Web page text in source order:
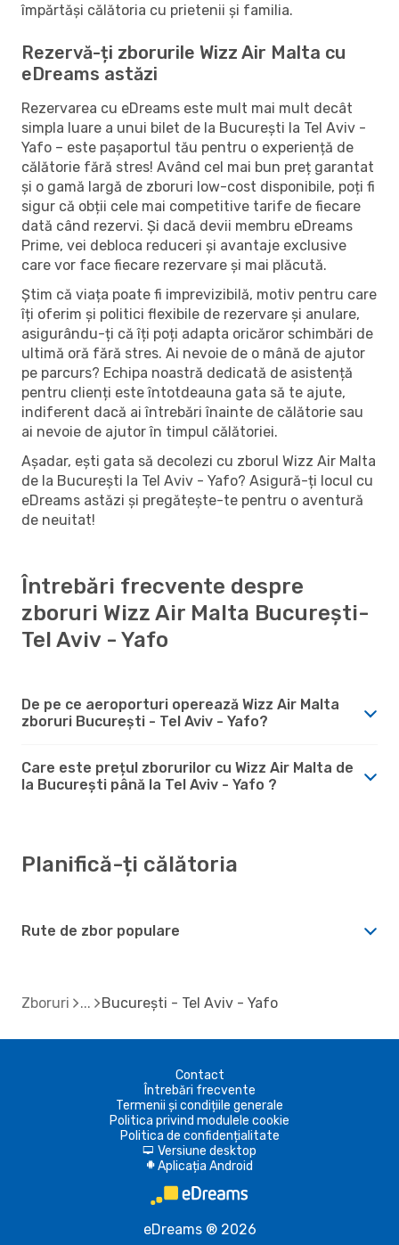
împărtăși călătoria cu prietenii și familia.
Rezervă-ți zborurile Wizz Air Malta cu
eDreams astăzi
Rezervarea cu eDreams este mult mai mult decât
simpla luare a unui bilet de la București la Tel Aviv -
Yafo – este pașaportul tău pentru o experiență de
călătorie fără stres! Având cel mai bun preț garantat
și o gamă largă de zboruri low-cost disponibile, poți fi
sigur că obții cele mai competitive tarife de fiecare
dată când rezervi. Și dacă devii membru eDreams
Prime, vei debloca reduceri și avantaje exclusive
care vor face fiecare rezervare și mai plăcută.
Știm că viața poate fi imprevizibilă, motiv pentru care
îți oferim și politici flexibile de rezervare și anulare,
asigurându-ți că îți poți adapta oricăror schimbări de
ultimă oră fără stres. Ai nevoie de o mână de ajutor
pe parcurs? Echipa noastră dedicată de asistență
pentru clienți este întotdeauna gata să te ajute,
indiferent dacă ai întrebări înainte de călătorie sau
ai nevoie de ajutor în timpul călătoriei.
Așadar, ești gata să decolezi cu zborul Wizz Air Malta
de la București la Tel Aviv - Yafo? Asigură-ți locul cu
eDreams astăzi și pregătește-te pentru o aventură
de neuitat!
Întrebări frecvente despre
zboruri Wizz Air Malta București-
Tel Aviv - Yafo
De pe ce aeroporturi operează Wizz Air Malta
zboruri București - Tel Aviv - Yafo?
Care este prețul zborurilor cu Wizz Air Malta de
la București până la Tel Aviv - Yafo ?
Planifică-ți călătoria
Rute de zbor populare
Zboruri București - Tel Aviv - Yafo
Contact
Întrebări frecvente
Termenii și condițiile generale
Politica privind modulele cookie
Politica de confidențialitate
d Versiune desktop
A Aplicația Android
eDreams ® 2026